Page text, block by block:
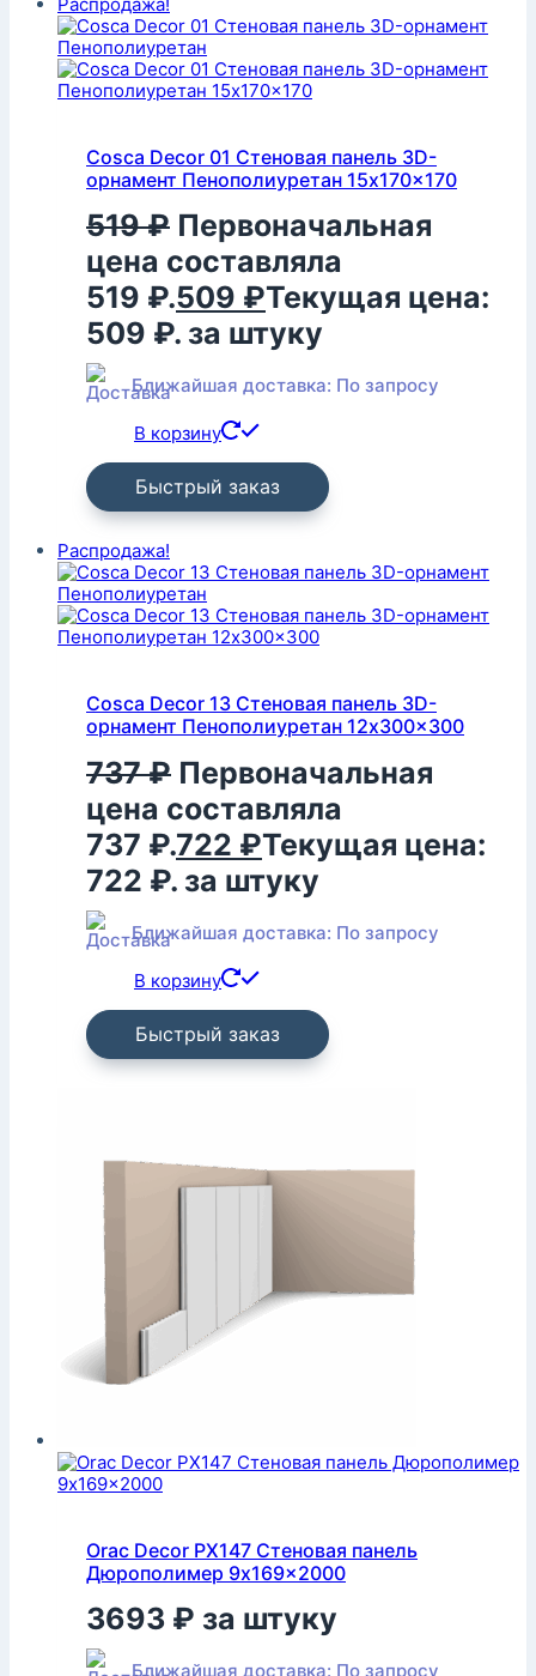
Cosca Decor 01 Стеновая панель 3D-
орнамент Пенополиуретан 15x170x170
519₽ Первоначальная
цена составляла
519 ₽.509 ₽Текущая цена:
509 ₽. за штуку
Ближайшая доставка: По запросу
В корзину
Быстрый заказ
Распродажа!
Cosca Decor 13 Стеновая панель 3D-
орнамент Пенополиуретан 12x300x300
737₽ Первоначальная
цена составляла
737 ₽.722 ₽Текущая цена:
722 ₽. за штуку
Ближайшая доставка: По запросу
В корзину
Быстрый заказ
Orac Decor PX147 Стеновая панель
Дюрополимер 9x169x2000
3693 ₽ за штуку
Ближайшая доставка: По запросу